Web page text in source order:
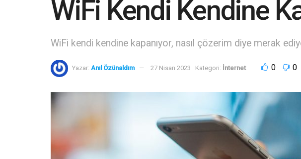
WiFi Kendi Kendine
WiFi kendi kendine kapanıyor, nasıl çözerim diye merak
Yazar: Anıl Özünaldım 27 Nisan 2023 Kategori: İnternet 0 0